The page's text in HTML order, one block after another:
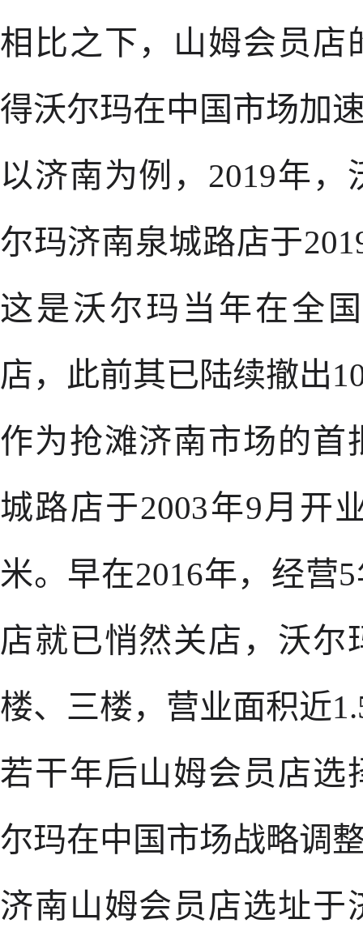
相比之下，山姆会员店
得沃尔玛在中国市场加
以济南为例，2019年
尔玛济南泉城路店于
这是沃尔玛当年在全
店，此前其已陆续撤出
作为抢滩济南市场的首
城路店于2003年9月开
米。早在2016年，经营
店就已悄然关店，沃尔
楼、三楼，营业面积近
若干年后山姆会员店选
尔玛在中国市场战略调
济南山姆会员店选址于